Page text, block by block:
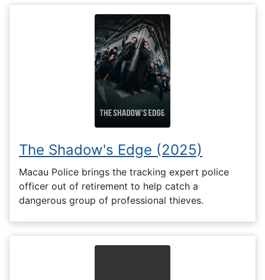
The Shadow's Edge (2025)
Macau Police brings the tracking expert police
officer out of retirement to help catch a
dangerous group of professional thieves.